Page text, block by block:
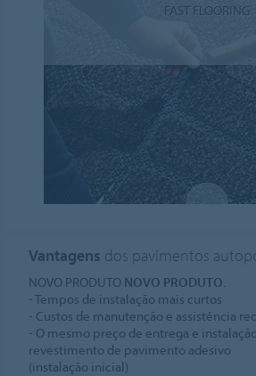
FAST FLOORING
Vantagens dos pavimentos
NOVO PRODUTO NOVO PRODUTO.
- Tempos de instalação mais curtos
- Custos de manutenção e assistência
- O mesmo preço de entrega e
revestimento de pavimento adesivo
(instalação inicial)